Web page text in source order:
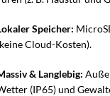
Speicher:
Cloud-Kosten).
& Langlebig:
(IP65) und